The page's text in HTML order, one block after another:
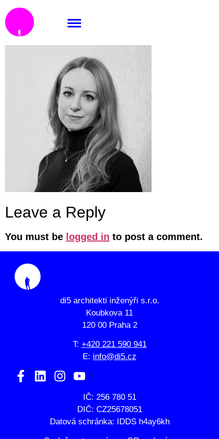
KRI-2027_e1
Leave a Reply
You must be logged in to post a comment.
di5 architekti inženýři s.r.o.
Koubkova 11
120 00 Praha 2
T: +420 221 590 941
E: info@di5.cz
IČ: 256 780 51
DIČ: CZ25678051
Datová schránka: IDDS h4ay6kh